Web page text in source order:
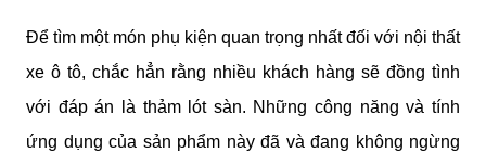
Để tìm một món phụ kiện quan trọng nhất đối với nội thất
xe ô tô, chắc hẳn rằng nhiều khách hàng sẽ đồng tình
với đáp án là thảm lót sàn. Những công năng và tính
ứng dụng của sản phẩm này đã và đang không ngừng